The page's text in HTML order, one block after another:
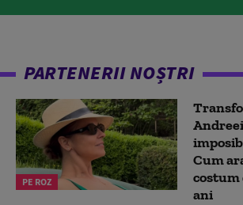
PARTENERII NOȘTRI
PE ROZ
Cum
costum
ani